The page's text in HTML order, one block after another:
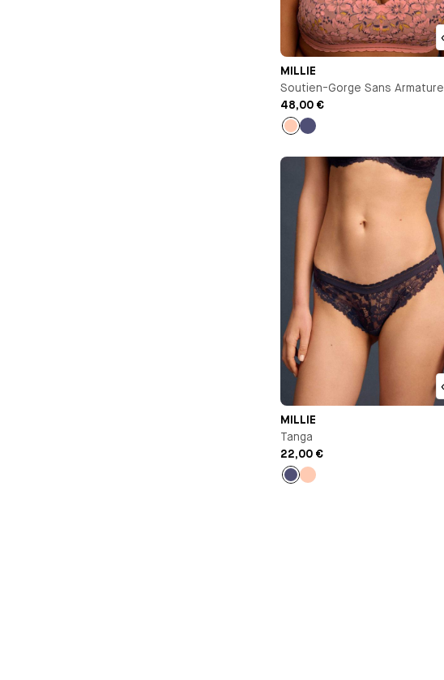
MILLIE
Soutien-Gorge Sans Armature
48,00 €
Pêche
MILLIE
Tanga
22,00 €